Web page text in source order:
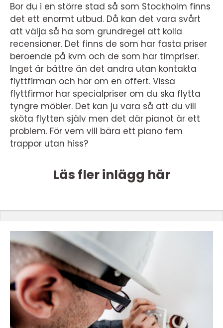
Bor du i en större stad så som Stockholm finns
det ett enormt utbud. Då kan det vara svårt
att välja så ha som grundregel att kolla
recensioner. Det finns de som har fasta priser
beroende på kvm och de som har timpriser.
Inget är bättre än det andra utan kontakta
flyttfirman och hör om en offert. Vissa
flyttfirmor har specialpriser om du ska flytta
tyngre möbler. Det kan ju vara så att du vill
sköta flytten själv men det där pianot är ett
problem. För vem vill bära ett piano fem
trappor utan hiss?
Läs fler inlägg här